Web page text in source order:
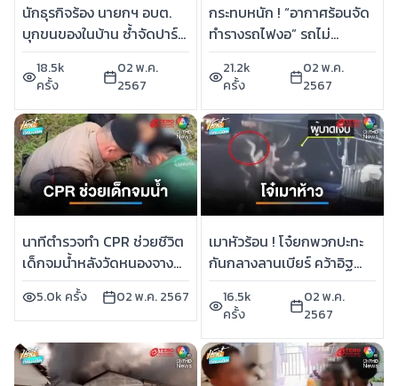
นักธุรกิจร้อง นายกฯ อบต.
บุกขนของในบ้าน ซ้ำจัดปาร์ตี
เย้ยไม่สนกฎหมาย | เช้านี้ที่
หมอชิต
18.5k
ครั้ง
02 พ.ค.
2567
กระทบหนัก ! “อากาศร้อนจัด
ทำรางรถไฟงอ” รถไม่
สามารถเคลื่อนขบวนผ่านได้ |
เช้านี้ที่หมอชิต
21.2k
ครั้ง
02 พ.ค.
2567
นาทีตำรวจทำ CPR ช่วยชีวิต
เด็กจมน้ำหลังวัดหนองจาง
รอดตาย | เช้านี้ที่หมอชิต
5.0k ครั้ง 02 พ.ค. 2567
เมาหัวร้อน ! โจ๋ยกพวกปะทะ
กันกลางลานเบียร์ คว้าอิฐ
ฟาดหัว บาดเจ็บ | เช้านี้ที่
หมอชิต
16.5k
ครั้ง
02 พ.ค.
2567